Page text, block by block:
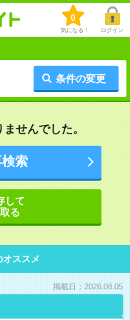
0
気になる！ ログイン
条件の変更
せんでした。
索
して
る
ススメ
掲載日：2026.08.05